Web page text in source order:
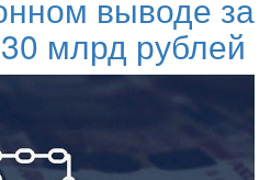
млрд рублей